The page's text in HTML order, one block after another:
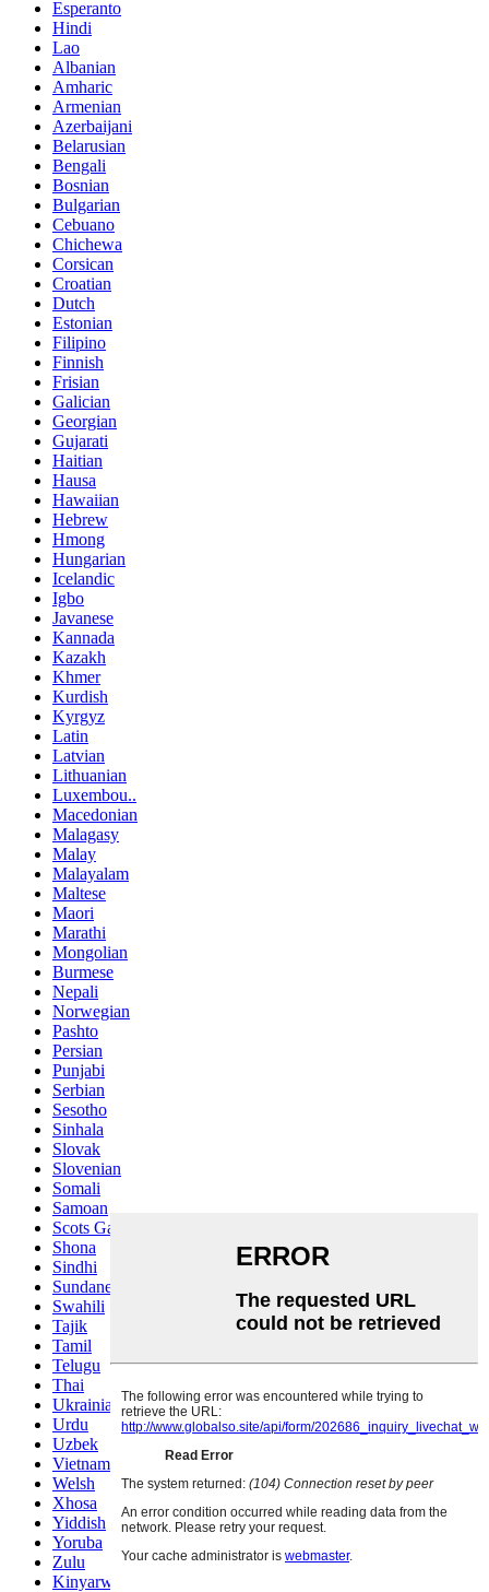
Esperanto
Hindi
Lao
Albanian
Amharic
Armenian
Azerbaijani
Belarusian
Bengali
Bosnian
Bulgarian
Cebuano
Chichewa
Corsican
Croatian
Dutch
Estonian
Filipino
Finnish
Frisian
Galician
Georgian
Gujarati
Haitian
Hausa
Hawaiian
Hebrew
Hmong
Hungarian
Icelandic
Igbo
Javanese
Kannada
Kazakh
Khmer
Kurdish
Kyrgyz
Latin
Latvian
Lithuanian
Luxembou..
Macedonian
Malagasy
Malay
Malayalam
Maltese
Maori
Marathi
Mongolian
Burmese
Nepali
Norwegian
Pashto
Persian
Punjabi
Serbian
Sesotho
Sinhala
Slovak
Slovenian
Somali
Samoan
Scots Gaelic
Shona
Sindhi
Sundanese
Swahili
Tajik
Tamil
Telugu
Thai
Ukrainian
Urdu
Uzbek
Vietnamese
Welsh
Xhosa
Yiddish
Yoruba
Zulu
Kinyarwanda